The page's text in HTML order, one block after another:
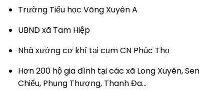
Trường Tiểu học Võng Xuyên A
UBND xã Tam Hiệp
Nhà xưởng cơ khí tại cụm CN Phúc Thọ
Hơn 200 hộ gia đình tại các xã Long Xuyên, Sen
Chiểu, Phụng Thượng, Thanh Đa…